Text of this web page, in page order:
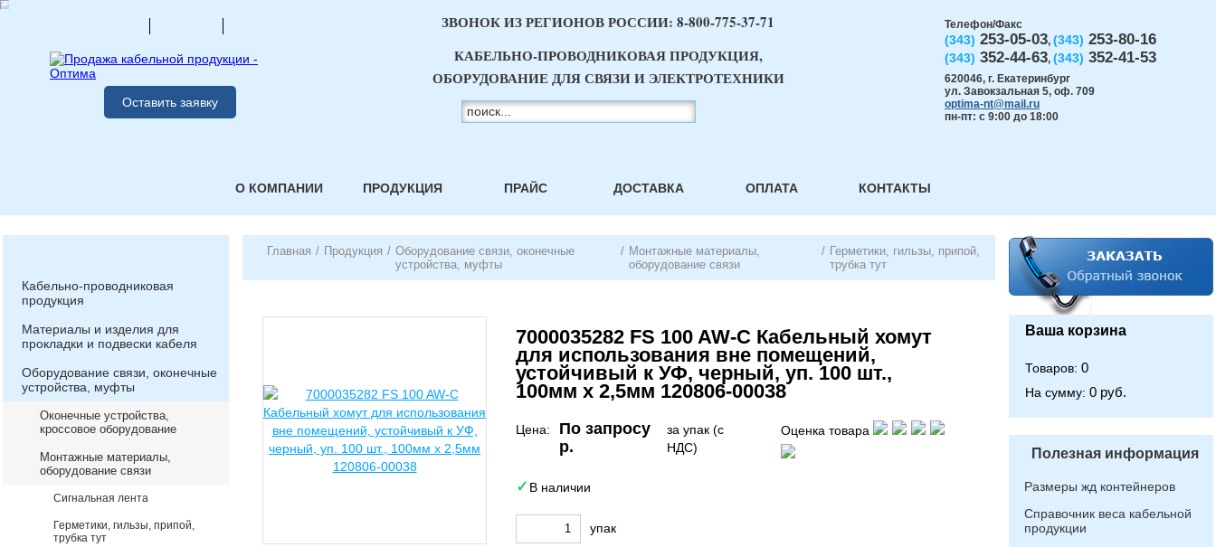
Оставить заявку
Телефон/Факс
(343) 253-05-03, (343) 253-80-16
(343) 352-44-63, (343) 352-41-53
620046, г. Екатеринбург
ул. Завокзальная 5, оф. 709
optima-nt@mail.ru
пн-пт: с 9:00 до 18:00
ЗВОНОК ИЗ РЕГИОНОВ РОССИИ: 8-800-775-37-71
КАБЕЛЬНО-ПРОВОДНИКОВАЯ ПРОДУКЦИЯ,
ОБОРУДОВАНИЕ ДЛЯ СВЯЗИ И ЭЛЕКТРОТЕХНИКИ
О КОМПАНИИ ПРОДУКЦИЯ ПРАЙС ДОСТАВКА ОПЛАТА КОНТАКТЫ
Кабельно-проводниковая
продукция
Материалы и изделия для
прокладки и подвески кабеля
Оборудование связи, оконечные
устройства, муфты
Оконечные устройства,
кроссовое оборудование
Монтажные материалы,
оборудование связи
Сигнальная лента
Герметики, гильзы, припой,
трубка тут
Главная / Продукция / Оборудование связи, оконечные
устройства, муфты
/ Монтажные материалы,
оборудование связи
/ Герметики, гильзы, припой,
трубка тут
7000035282 FS 100 AW-C Кабельный хомут
для использования вне помещений,
устойчивый к УФ, черный, уп. 100 шт.,
100мм х 2,5мм 120806-00038
Цена:
По запросу
р.
за упак (с
НДС)
Оценка товара
В наличии
упак
Ваша корзина
Товаров: 0
На сумму: 0 руб.
Полезная информация
Размеры жд контейнеров
Справочник веса кабельной
продукции